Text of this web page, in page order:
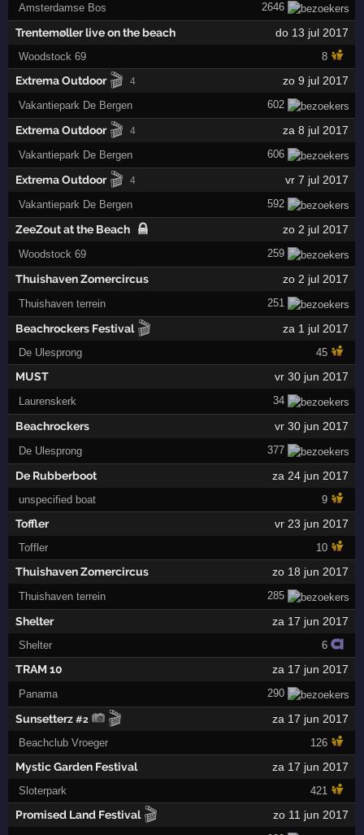
Amsterdamse Bos 2646
Trentemøller live on the beach do 13 jul 2017
Woodstock 69 8
Extrema Outdoor 🎬 4 zo 9 jul 2017
Vakantiepark De Bergen 602
Extrema Outdoor 🎬 4 za 8 jul 2017
Vakantiepark De Bergen 606
Extrema Outdoor 🎬 4 vr 7 jul 2017
Vakantiepark De Bergen 592
ZeeZout at the Beach zo 2 jul 2017
Woodstock 69 259
Thuishaven Zomercircus zo 2 jul 2017
Thuishaven terrein 251
Beachrockers Festival 🎬 za 1 jul 2017
De Ulesprong 45
MUST vr 30 jun 2017
Laurenskerk 34
Beachrockers vr 30 jun 2017
De Ulesprong 377
De Rubberboot za 24 jun 2017
unspecified boat 9
Toffler vr 23 jun 2017
Toffler 10
Thuishaven Zomercircus zo 18 jun 2017
Thuishaven terrein 285
Shelter za 17 jun 2017
Shelter 6
TRAM 10 za 17 jun 2017
Panama 290
Sunsetterz #2 🎬 za 17 jun 2017
Beachclub Vroeger 126
Mystic Garden Festival za 17 jun 2017
Sloterpark 421
Promised Land Festival 🎬 zo 11 jun 2017